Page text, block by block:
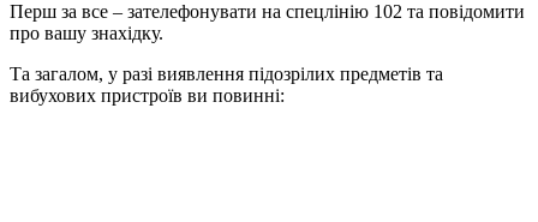
Перш за все – зателефонувати на спецлінію 102 та повідомити
про вашу знахідку.
Та загалом, у разі виявлення підозрілих предметів та
вибухових пристроїв ви повинні: